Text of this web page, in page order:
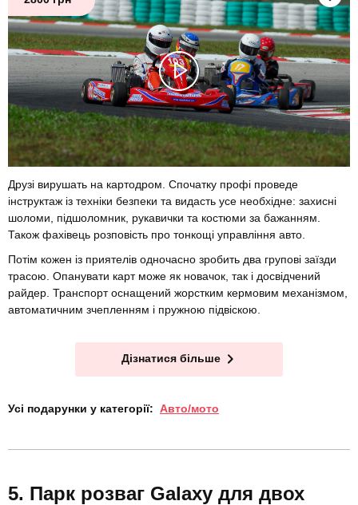
Друзі вирушать на картодром. Спочатку профі проведе
інструктаж із техніки безпеки та видасть усе необхідне: захисні
шоломи, підшоломник, рукавички та костюми за бажанням.
Також фахівець розповість про тонкощі управління авто.
Потім кожен із приятелів одночасно зробить два групові заїзди
трасою. Опанувати карт може як новачок, так і досвідчений
райдер. Транспорт оснащений жорстким кермовим механізмом,
автоматичним зчепленням і пружною підвіскою.
Дізнатися більше
Усі подарунки у категорії: Авто/мото
Парк розваг Galaxy для двох